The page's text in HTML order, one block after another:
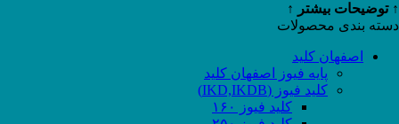
↑ توضیحات بیشتر ↑
دسته بندی محصولات
اصفهان کلید
پایه فیوز اصفهان کلید
کلید فیوز (IKD,IKDB)
کلید فیوز ۱۶۰